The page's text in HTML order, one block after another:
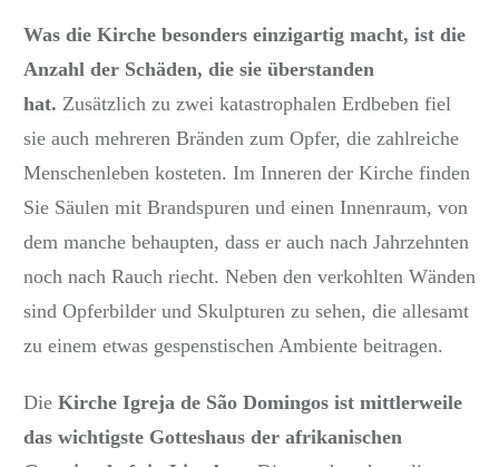
Was die Kirche besonders einzigartig macht, ist die
Anzahl der Schäden, die sie überstanden
hat. Zusätzlich zu zwei katastrophalen Erdbeben fiel
sie auch mehreren Bränden zum Opfer, die zahlreiche
Menschenleben kosteten. Im Inneren der Kirche finden
Sie Säulen mit Brandspuren und einen Innenraum, von
dem manche behaupten, dass er auch nach Jahrzehnten
noch nach Rauch riecht. Neben den verkohlten Wänden
sind Opferbilder und Skulpturen zu sehen, die allesamt
zu einem etwas gespenstischen Ambiente beitragen.
Die Kirche Igreja de São Domingos ist mittlerweile
das wichtigste Gotteshaus der afrikanischen